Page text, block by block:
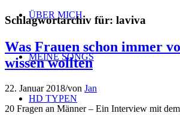
ÜBER MICH
MEINE SONGS
HD TYPEN
Schlagwortarchiv für: laviva
Was Frauen schon immer
wissen wollten
22. Januar 2018/von Jan
20 Fragen an Männer – Ein Interview mit